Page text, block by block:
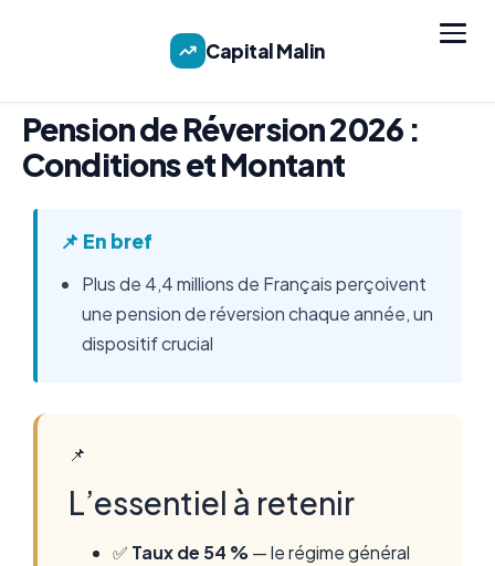
Capital Malin
Pension de Réversion 2026 :
Conditions et Montant
📌 En bref
Plus de 4,4 millions de Français perçoivent
une pension de réversion chaque année, un
dispositif crucial
📌
L’essentiel à retenir
✅ Taux de 54 % — le régime général